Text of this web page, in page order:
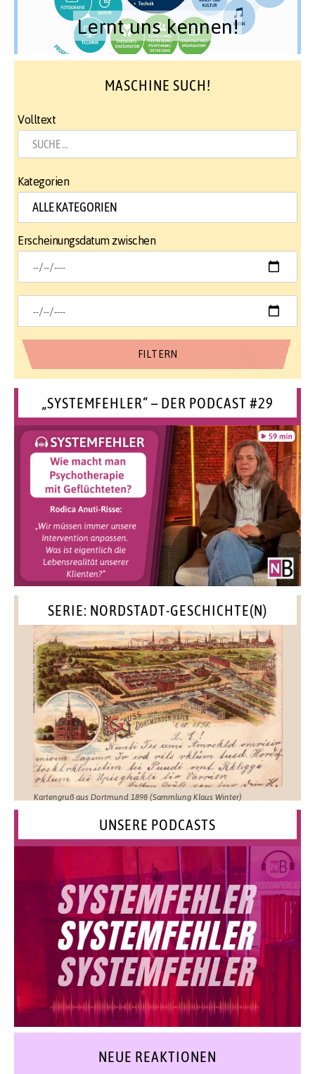
Lernt uns kennen!
MASCHINE SUCH!
Volltext
Kategorien
Erscheinungsdatum zwischen
„SYSTEMFEHLER“ – DER PODCAST #29
SERIE: NORDSTADT-GESCHICHTE(N)
Kartengruß aus Dortmund 1898 (Sammlung Klaus Winter)
UNSERE PODCASTS
NEUE REAKTIONEN